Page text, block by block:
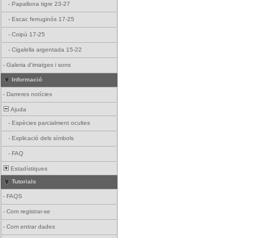
- Papallona tigre 23-27
- Escac ferruginós 17-25
- Coipú 17-25
- Cigalella argentada 15-22
- Galeria d'imatges i sons
Informació
- Darreres notícies
Ajuda
- Espècies parcialment ocultes
- Explicació dels símbols
- FAQ
Estadístiques
Tutorials
- FAQS
- Com registrar-se
- Com entrar dades